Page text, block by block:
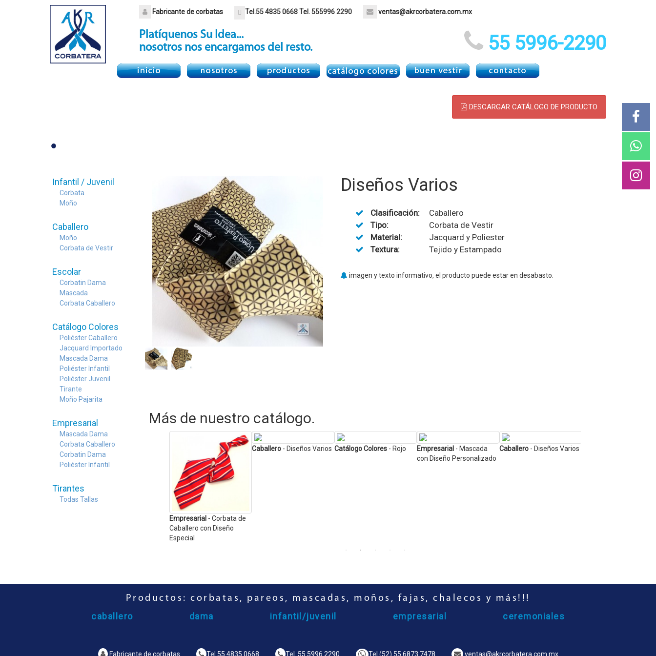
Fabricante de corbatas Tel.55 4835 0668Tel. 555996 2290 ventas@akrcorbatera.com.mx
Platíquenos Su Idea...
nosotros nos encargamos del resto.
55 5996-2290
DESCARGAR CATÁLOGO DE PRODUCTO
.
Infantil / Juvenil
Corbata
Moño
Caballero
Moño
Corbata de Vestir
Escolar
Corbatin Dama
Mascada
Corbata Caballero
Catálogo Colores
Poliéster Caballero
Jacquard Importado
Mascada Dama
Poliéster Infantil
Poliéster Juvenil
Tirante
Moño Pajarita
Empresarial
Mascada Dama
Corbata Caballero
Corbatin Dama
Poliéster Infantil
Tirantes
Todas Tallas
Diseños Varios
Clasificación:
Caballero
Tipo:
Corbata de Vestir
Material:
Jacquard y Poliester
Textura:
Tejido y Estampado
imagen y texto informativo, el producto puede estar en desabasto.
Más de nuestro catálogo.
Empresarial - Corbata de
Caballero con Diseño
Especial
Caballero - Diseños Varios Catálogo Colores - Rojo Empresarial - Mascada
con Diseño Personalizado
Caballero - Diseños Varios
Productos: corbatas, pareos, mascadas, moños, fajas, chalecos y más!!!
caballero dama infantil/juvenil empresarial ceremoniales
Fabricante de corbatas Tel. 55 4835 0668 Tel. 55 5996 2290 Tel. (52) 55 6873 7478 ventas@akrcorbatera.com.mx